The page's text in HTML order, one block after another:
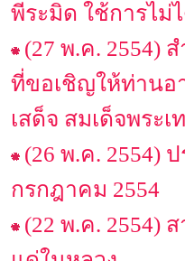
พีระมิด ใช้การไม่
(27 พ.ค. 2554)
ที่ขอเชิญให้ท่านอ
เสด็จ สมเด็จพระ
(26 พ.ค. 2554)
กรกฎาคม 2554
(22 พ.ค. 2554)